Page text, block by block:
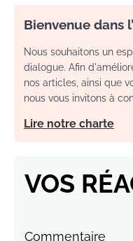
Bienvenue dans
Nous souhaitons un
dialogue. Afin
nos articles, ainsi que
nous vous invitons à
Lire notre charte
VOS
Commentaire